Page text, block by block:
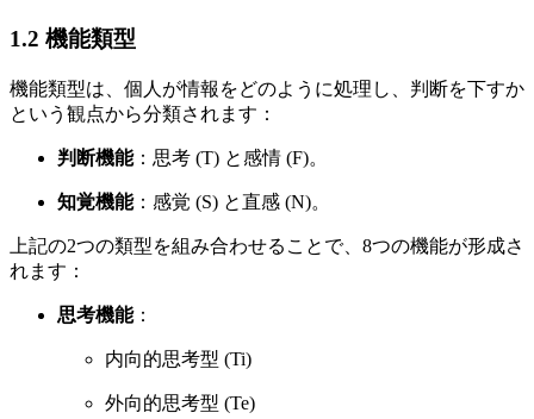
1.2 機能類型
機能類型は、個人が情報をどのように処理し、判断を下すか
という観点から分類されます：
判断機能：思考 (T) と感情 (F)。
知覚機能：感覚 (S) と直感 (N)。
上記の2つの類型を組み合わせることで、8つの機能が形成さ
れます：
思考機能：
内向的思考型 (Ti)
外向的思考型 (Te)